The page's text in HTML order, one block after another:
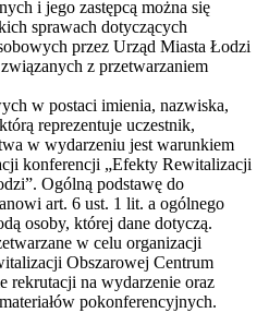
i jego zastępcą można się
sprawach dotyczących
przez Urząd Miasta Łodzi
z przetwarzaniem
w postaci imienia, nazwiska,
reprezentuje uczestnik,
w wydarzeniu jest warunkiem
konferencji „Efekty Rewitalizacji
Ogólną podstawę do
art. 6 ust. 1 lit. a ogólnego
osoby, której dane dotyczą.
w celu organizacji
Obszarowej Centrum
rekrutacji na wydarzenie oraz
pokonferencyjnych.